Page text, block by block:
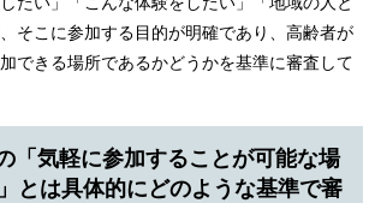
そこに参加する目的が明確であり、高齢者が
できる場所であるかどうかを基準に審査して
「気軽に参加することが可能な場
とは具体的にどのような基準で審